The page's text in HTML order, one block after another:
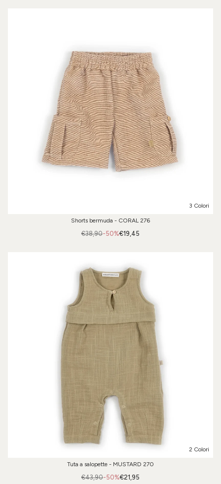
3 Colori
Shorts bermuda - CORAL 276
-50%
€38,90 €19,45
2 Colori
Tuta a salopette - MUSTARD 270
-50%
€43,90 €21,95